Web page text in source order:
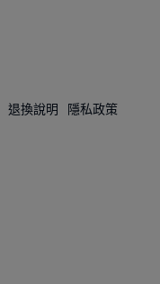
退換說明
隱私政策